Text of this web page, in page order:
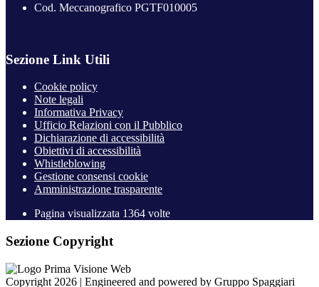
Cod. Meccanografico PGTF010005
Sezione Link Utili
Cookie policy
Note legali
Informativa Privacy
Ufficio Relazioni con il Pubblico
Dichiarazione di accessibilità
Obiettivi di accessibilità
Whistleblowing
Gestione consensi cookie
Amministrazione trasparente
Pagina visualizzata 1364 volte
Sezione Copyright
Copyright 2026 | Engineered and powered by Gruppo Spaggiari